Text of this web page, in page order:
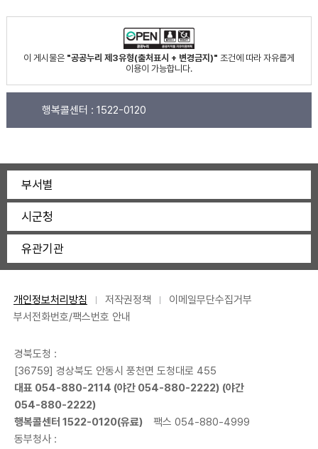
이 게시물은 "공공누리 제3유형(출처표시 + 변경금지)" 조건에 따라 자유롭게
이용이 가능합니다.
행복콜센터 : 1522-0120
부서별
시군청
유관기관
개인정보처리방침 저작권정책
이메일무단수집거부
부서전화번호/팩스번호 안내
경북도청 :
[36759] 경상북도 안동시 풍천면 도청대로 455
대표 054-880-2114 (야간 054-880-2222) (야간
054-880-2222)
행복콜센터 1522-0120(유료)
팩스 054-880-4999
동부청사 :